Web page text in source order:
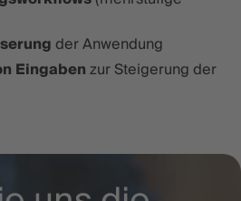
der Anwendung
Eingabenzur Steigerung der